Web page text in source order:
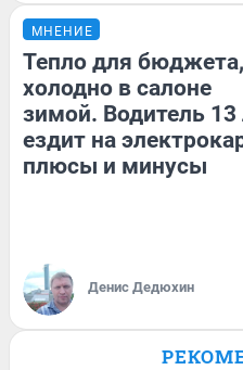
МНЕНИЕ
Тепло для
холодно в салоне
зимой. Водитель 13
ездит на
плюсы и минусы
Денис Дедюхин